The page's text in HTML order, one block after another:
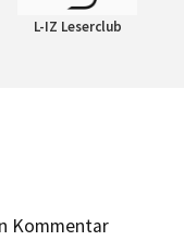
L-IZ Leserclub
Kommentar